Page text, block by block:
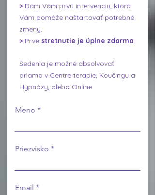
> Dám Vám prvú intervenciu, ktorá
Vám pomôže naštartovať potrebné
zmeny.
> Prvé stretnutie je úplne zdarma.
Sedenia je možné absolvovať
priamo v Centre terapie, Koučingu a
Hypnózy, alebo Online.
Meno
Priezvisko
Email